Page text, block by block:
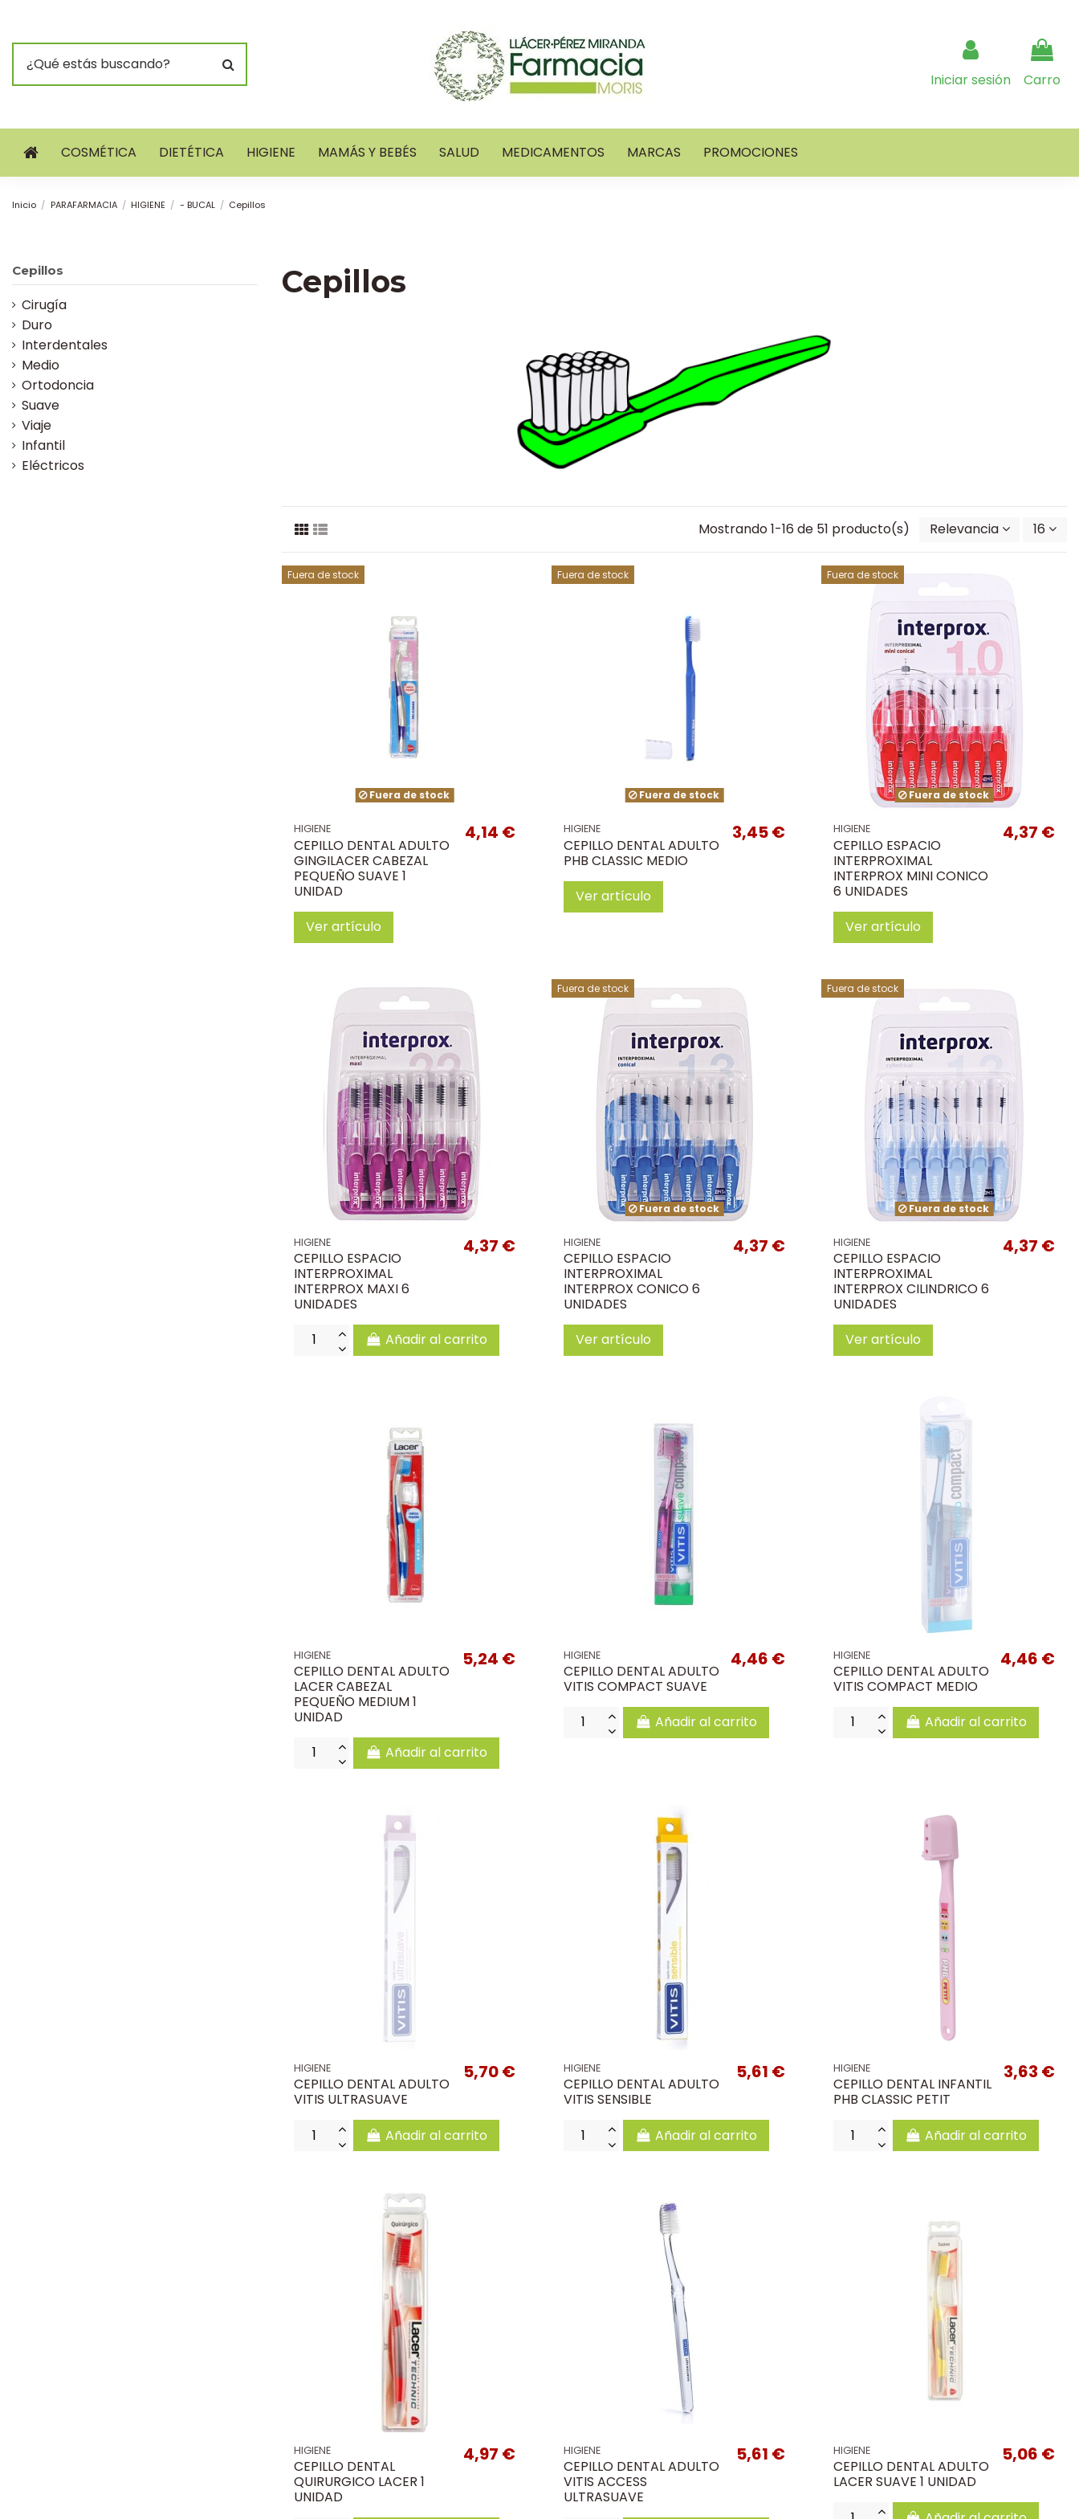
Iniciar sesión Carro
COSMÉTICA DIETÉTICA HIGIENE MAMÁS Y BEBÉS SALUD MEDICAMENTOS MARCAS PROMOCIONES
Inicio PARAFARMACIA HIGIENE - BUCAL Cepillos
Cepillos
Mostrando 1-16 de 51 producto(s) Relevancia 16
Fuera de stock
Fuera de stock
HIGIENE
CEPILLO DENTAL ADULTO
GINGILACER CABEZAL
PEQUEÑO SUAVE 1
UNIDAD
4,14 €
Ver artículo
Fuera de stock
Fuera de stock
HIGIENE
CEPILLO DENTAL ADULTO
PHB CLASSIC MEDIO
3,45 €
Ver artículo
Fuera de stock
Fuera de stock
HIGIENE
CEPILLO ESPACIO
INTERPROXIMAL
INTERPROX MINI CONICO
6 UNIDADES
4,37 €
Ver artículo
HIGIENE
CEPILLO ESPACIO
INTERPROXIMAL
INTERPROX MAXI 6
UNIDADES
4,37 €
Añadir al carrito
Fuera de stock
Fuera de stock
HIGIENE
CEPILLO ESPACIO
INTERPROXIMAL
INTERPROX CONICO 6
UNIDADES
4,37 €
Ver artículo
Fuera de stock
Fuera de stock
HIGIENE
CEPILLO ESPACIO
INTERPROXIMAL
INTERPROX CILINDRICO 6
UNIDADES
4,37 €
Ver artículo
HIGIENE
CEPILLO DENTAL ADULTO
LACER CABEZAL
PEQUEÑO MEDIUM 1
UNIDAD
5,24 €
Añadir al carrito
HIGIENE
CEPILLO DENTAL ADULTO
VITIS COMPACT SUAVE
4,46 €
Añadir al carrito
HIGIENE
CEPILLO DENTAL ADULTO
VITIS COMPACT MEDIO
4,46 €
Añadir al carrito
HIGIENE
CEPILLO DENTAL ADULTO
VITIS ULTRASUAVE
5,70 €
Añadir al carrito
HIGIENE
CEPILLO DENTAL ADULTO
VITIS SENSIBLE
5,61 €
Añadir al carrito
HIGIENE
CEPILLO DENTAL INFANTIL
PHB CLASSIC PETIT
3,63 €
Añadir al carrito
HIGIENE
CEPILLO DENTAL
QUIRURGICO LACER 1
UNIDAD
4,97 € HIGIENE
CEPILLO DENTAL ADULTO
VITIS ACCESS
ULTRASUAVE
5,61 € HIGIENE
CEPILLO DENTAL ADULTO
LACER SUAVE 1 UNIDAD
5,06 €
Cepillos
Cirugía
Duro
Interdentales
Medio
Ortodoncia
Suave
Viaje
Infantil
Eléctricos